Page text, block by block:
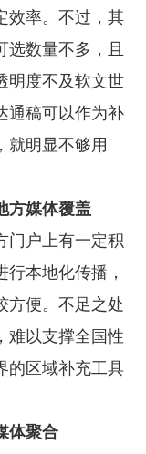
效率。不过，其
选数量不多，且
明度不及软文世
通稿可以作为补
就明显不够用
方媒体覆盖
门户上有一定积
本地化传播，
方便。不足之处
难以支撑全国性
的区域补充工具
体聚合